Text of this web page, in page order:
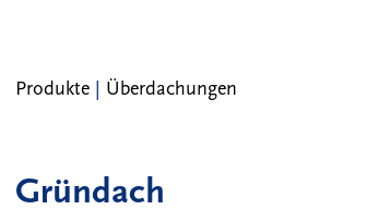
Produkte| Überdachungen
Gründach